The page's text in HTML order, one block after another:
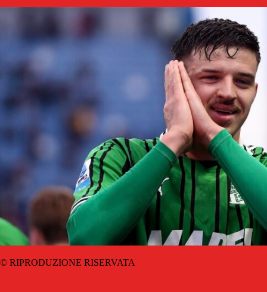
© RIPRODUZIONE RISERVATA